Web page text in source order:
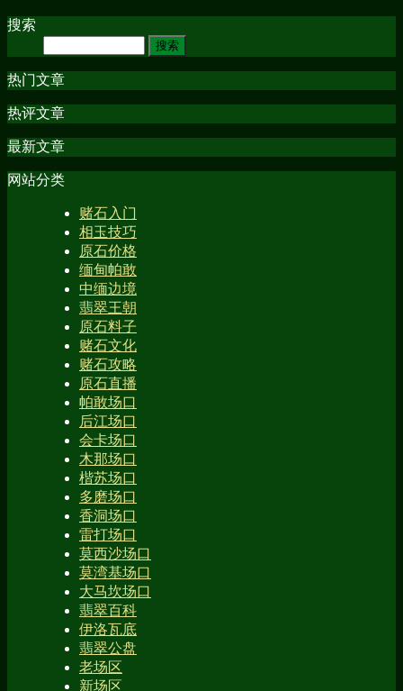
搜索
热门文章
热评文章
最新文章
网站分类
赌石入门
相玉技巧
原石价格
缅甸帕敢
中缅边境
翡翠王朝
原石料子
赌石文化
赌石攻略
原石直播
帕敢场口
后江场口
会卡场口
木那场口
楷苏场口
多磨场口
香洞场口
雷打场口
莫西沙场口
莫湾基场口
大马坎场口
翡翠百科
伊洛瓦底
翡翠公盘
老场区
新场区